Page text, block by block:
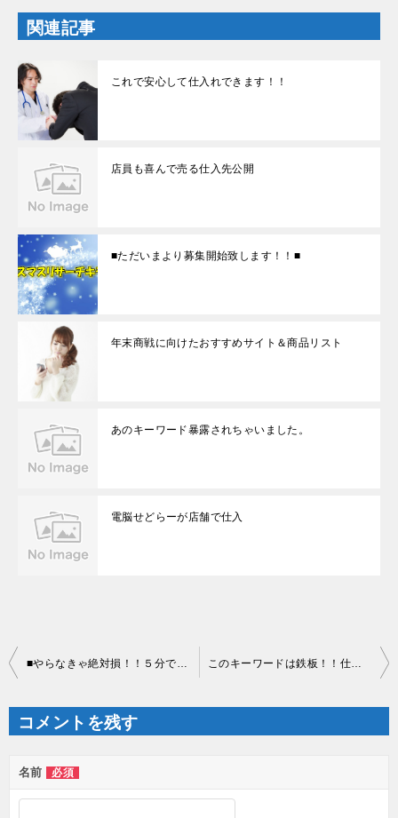
ン
ド
ウ
で
ま
す
関連記事
これで安心して仕入れできます！！
店員も喜んで売る仕入先公開
■ただいまより募集開始致します！！■
年末商戦に向けたおすすめサイト＆商品リスト
あのキーワード暴露されちゃいました。
電脳せどらーが店舗で仕入
投
稿
ナ
ゲ
ー
シ
ン
コメントを残す
名前 必須